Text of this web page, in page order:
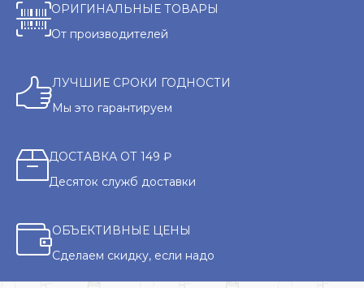
ОРИГИНАЛЬНЫЕ ТОВАРЫ
От производителей
ЛУЧШИЕ СРОКИ ГОДНОСТИ
Мы это гарантируем
ДОСТАВКА ОТ 149 ₽
Десяток служб доставки
ОБЪЕКТИВНЫЕ ЦЕНЫ
Сделаем скидку, если надо